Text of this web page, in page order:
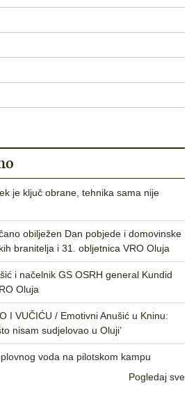
je ključ obrane, tehnika sama nije
obilježen Dan pobjede i domovinske
branitelja i 31. obljetnica VRO Oluja
i načelnik GS OSRH general Kundid
Oluja
I VUČIĆU / Emotivni Anušić u Kninu:
nisam sudjelovao u Oluji’
voda na pilotskom kampu
Pogledaj sve